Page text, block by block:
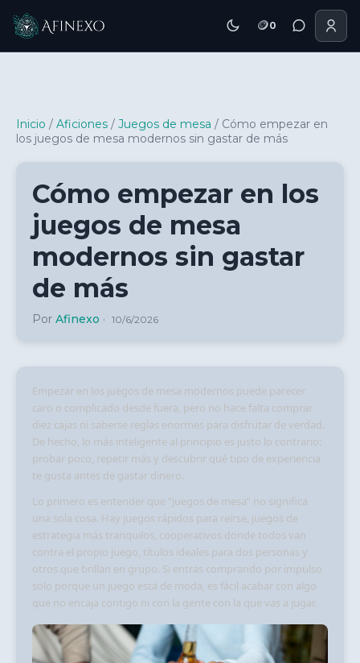
Inicio Afinexo 🪙0
Inicio / Aficiones / Juegos de mesa / Cómo empezar en
los juegos de mesa modernos sin gastar de más
Cómo empezar en los
juegos de mesa
modernos sin gastar
de más
Por Afinexo · 10/6/2026
Empezar en los juegos de mesa modernos puede parecer
caro o complicado desde fuera, pero no hace falta comprar
diez cajas ni saberse reglas enormes para disfrutar de verdad.
De hecho, lo más inteligente al principio es justo lo contrario:
probar poco, repetir más y descubrir qué tipo de experiencia
te gusta antes de gastar dinero.
Lo primero es entender que “juegos de mesa” no significa
una sola cosa. Hay juegos rápidos para reírse, juegos de
estrategia más tranquilos, cooperativos donde todos van
contra el propio juego, títulos ideales para dos personas y
otros que brillan en grupo. Si entras comprando por impulso
solo porque un juego está de moda, es fácil acabar con algo
que no encaja contigo ni con la gente con la que vas a jugar.